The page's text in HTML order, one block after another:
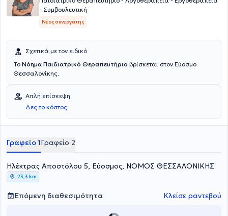
μέσω της συμμετοχής σε πανελλήνια ιατρικά συνέδρια. Τέλος, η
ειδικός είναι μέλος του Πανελλήνιου Συλλόγου Εργοθεραπευτών.
- Συμβουλευτική
Νέος συνεργάτης
Σχετικά με τον ειδικό
Το Νόημα Παιδιατρικό Θεραπευτήριο βρίσκεται στον Εύοσμο
Θεσσαλονίκης.
Απλή επίσκεψη
Δες το κόστος
Γραφείο 1Γραφείο 2
Hλέκτρας Αποστόλου 5, Εύοσμος, ΝΟΜΟΣ ΘΕΣΣΑΛΟΝΙΚΗΣ
23,3 km
Επόμενη διαθεσιμότητα Κλείσε ραντεβού